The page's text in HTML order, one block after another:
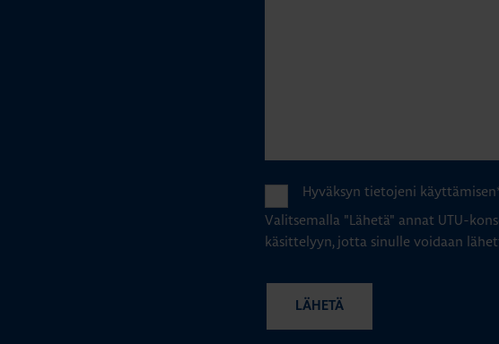
Hyväksyn tietojeni käyttämisen
Valitsemalla "Lähetä" annat UTU-
käsittelyyn, jotta sinulle voidaan